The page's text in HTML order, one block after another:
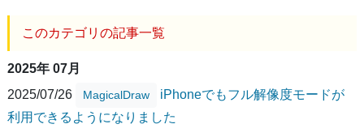
このカテゴリの記事一覧
2025年 07月
2025/07/26
MagicalDraw
iPhoneでもフル解像度モードが
利用できるようになりました